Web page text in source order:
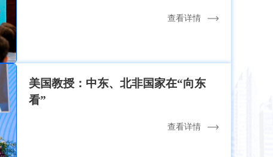
查看详情
美国教授：中东、北非国家在“向东
看”
查看详情